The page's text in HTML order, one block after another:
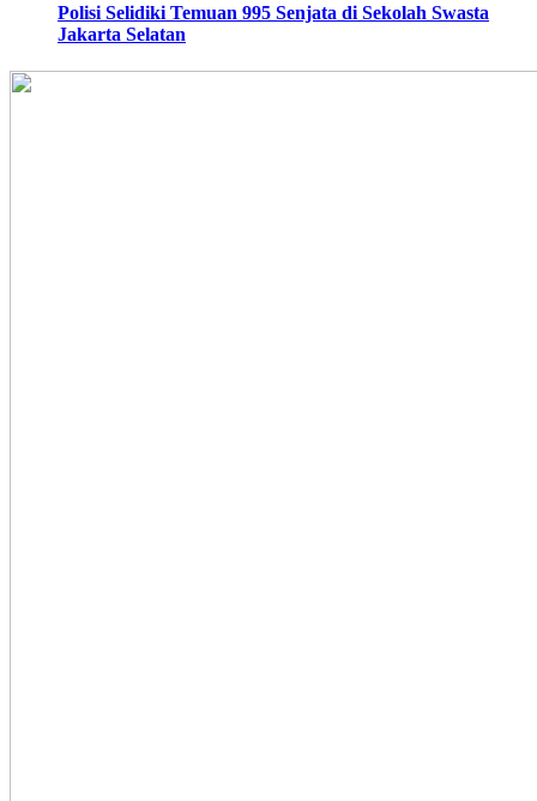
Polisi Selidiki Temuan 995 Senjata di Sekolah Swasta
Jakarta Selatan